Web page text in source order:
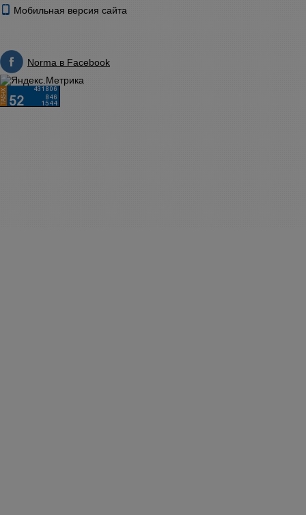
Мобильная версия сайта
Norma в Facebook